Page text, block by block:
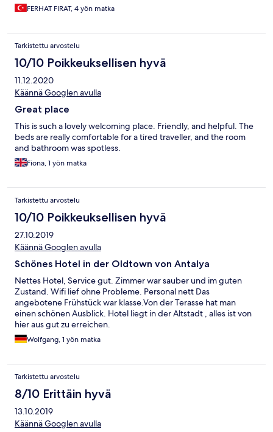
FERHAT FIRAT, 4 yön matka
Tarkistettu arvostelu
10/10 Poikkeuksellisen hyvä
11.12.2020
Käännä Googlen avulla
Great place
This is such a lovely welcoming place. Friendly, and helpful. The
beds are really comfortable for a tired traveller, and the room
and bathroom was spotless.
Fiona, 1 yön matka
Tarkistettu arvostelu
10/10 Poikkeuksellisen hyvä
27.10.2019
Käännä Googlen avulla
Schönes Hotel in der Oldtown von Antalya
Nettes Hotel, Service gut. Zimmer war sauber und im guten
Zustand. Wifi lief ohne Probleme. Personal nett Das
angebotene Frühstück war klasse.Von der Terasse hat man
einen schönen Ausblick. Hotel liegt in der Altstadt , alles ist von
hier aus gut zu erreichen.
Wolfgang, 1 yön matka
Tarkistettu arvostelu
8/10 Erittäin hyvä
13.10.2019
Käännä Googlen avulla